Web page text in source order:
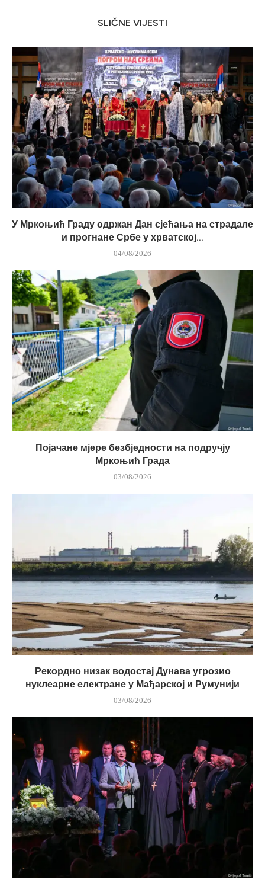
SLIČNE VIJESTI
У Мркоњић Граду одржан Дан сјећања на страдале
и прогнане Србе у хрватској...
04/08/2026
Појачане мјере безбједности на подручју
Мркоњић Града
03/08/2026
Рекордно низак водостај Дунава угрозио
нуклеарне електране у Мађарској и Румунији
03/08/2026